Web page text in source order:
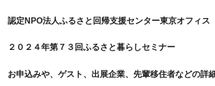
認定NPO法人ふるさと回帰支援センター東京オフィス
２０２４年第７３回ふるさと暮らしセミナー
お申込みや、ゲスト、出展企業、先輩移住者などの詳